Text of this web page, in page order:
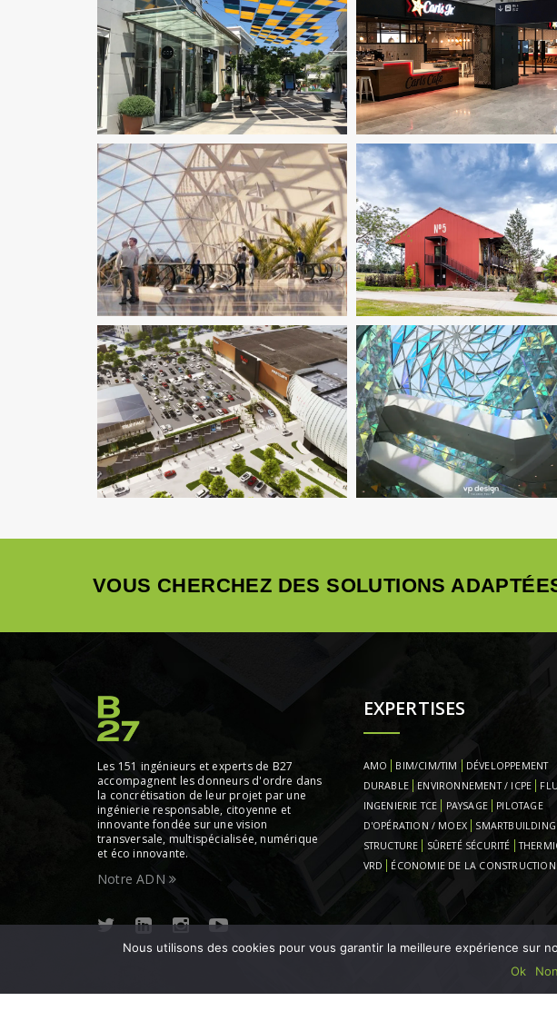
Immobilier Commercial Ingenierie
TCE Pilotage D'opération / MOEX
BIM / CIM / TIM Fluides
Commercial Ingenierie TCE
D'opération / MOEX
Structure
Immobilier Commercial Ingenierie
TCE Pilotage D'opération / MOEX
Économie De La Construction
Immobilier Commercial
D'opération / MOEX
Économie De La Construction
Immobilier Commercial Structure
VRD
Immobilier Commercial
TCE
Pilotage D'opération /
VOUS CHERCHEZ DES SOLUTIONS
Les 151 ingénieurs et experts de B27
accompagnent les donneurs d'ordre dans
la concrétisation de leur projet par une
ingénierie responsable, citoyenne et
innovante fondée sur une vision
transversale, multispécialisée, numérique
et éco innovante.
Notre ADN
EXPERTISES
AMO BIM/CIM/TIM
DÉVELOPPEMENT
DURABLE
ENVIRONNEMENT / ICPE
INGENIERIE TCE
PAYSAGE
PILOTAGE
D'OPÉRATION / MOEX
SMARTBUILDING
STRUCTURE
SÛRETÉ SÉCURITÉ
VRD
ÉCONOMIE DE LA CONSTRUCTION
Nous utilisons des cookies pour vous garantir la meilleure expérience sur
Ok
Non